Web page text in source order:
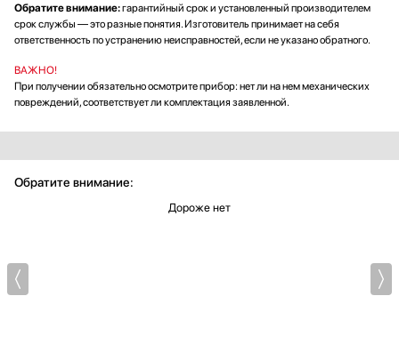
Обратите внимание:гарантийный срок и установленный производителем
срок службы — это разные понятия. Изготовитель принимает на себя
ответственность по устранению неисправностей, если не указано обратного.
ВАЖНО!
При получении обязательно осмотрите прибор: нет ли на нем механических
повреждений, соответствует ли комплектация заявленной.
Обратите внимание:
Дороже нет